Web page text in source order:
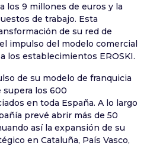
los 9 millones de euros y la
de trabajo. Esta
de su red de
impulso del modelo comercial
los establecimientos EROSKI.
de su modelo de franquicia
supera los 600
en toda España. A lo largo
prevé abrir más de 50
así la expansión de su
en Cataluña, País Vasco,